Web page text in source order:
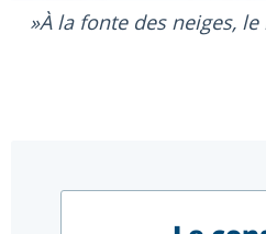
À la fonte des neiges,